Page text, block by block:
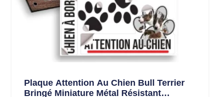
Plaque Attention Au Chien Bull Terrier
Bringé Miniature Métal Résistant